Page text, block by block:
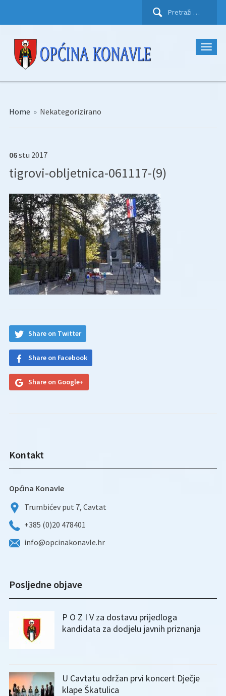
Pretraži:
Home » Nekategorizirano
06stu 2017
tigrovi-obljetnica-061117-(9)
Share on Twitter
Share on Facebook
Share on Google+
Kontakt
Općina Konavle
Trumbićev put 7, Cavtat
+385 (0)20 478401
info@opcinakonavle.hr
Posljedne objave
P O Z I V za dostavu prijedloga
kandidata za dodjelu javnih priznanja
U Cavtatu održan prvi koncert Dječje
klape Škatulica